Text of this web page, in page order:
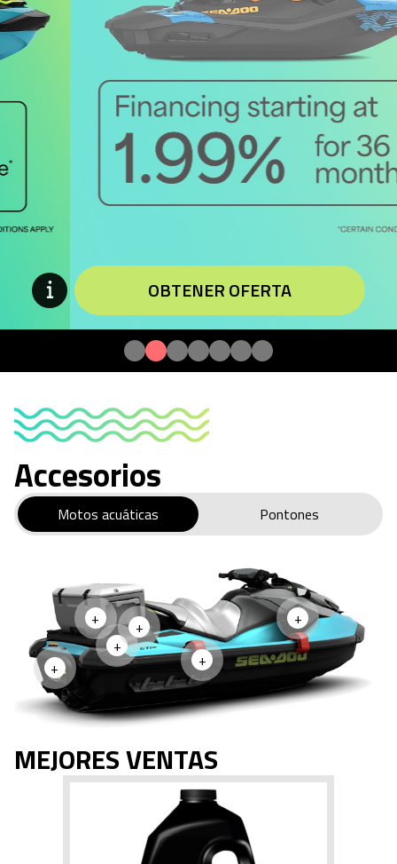
OBTENER OFERTA
Accesorios
Motos acuáticas Pontones
+
+
+
+
+
+
MEJORES VENTAS